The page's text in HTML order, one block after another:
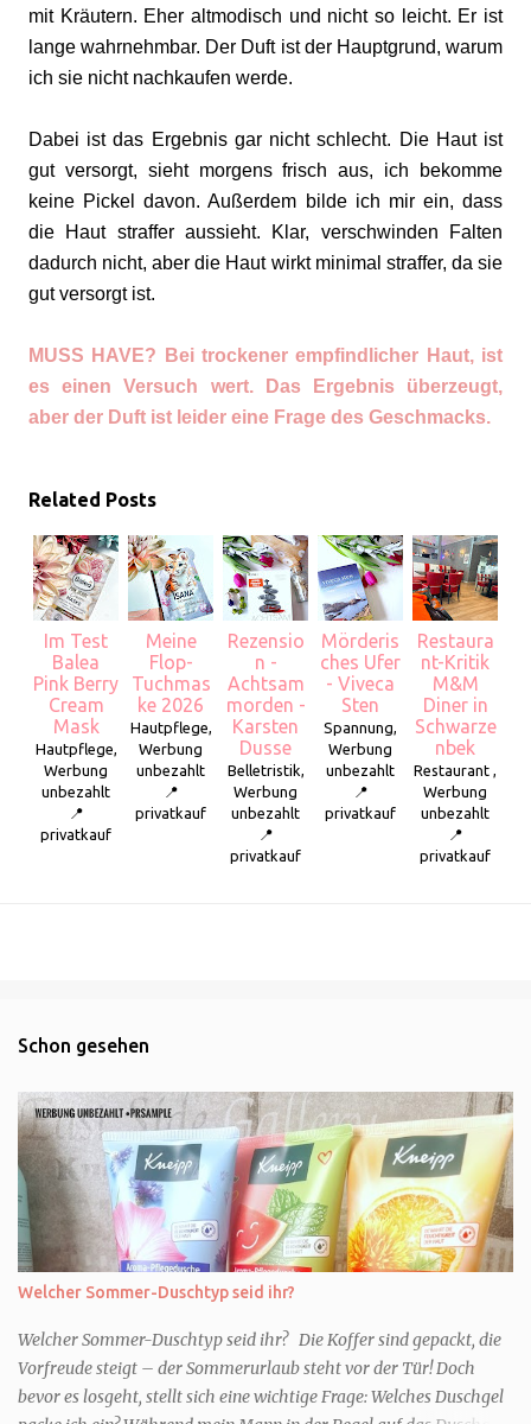
mit Kräutern. Eher altmodisch und nicht so leicht. Er ist
lange wahrnehmbar. Der Duft ist der Hauptgrund, warum
ich sie nicht nachkaufen werde.
Dabei ist das Ergebnis gar nicht schlecht. Die Haut ist
gut versorgt, sieht morgens frisch aus, ich bekomme
keine Pickel davon. Außerdem bilde ich mir ein, dass
die Haut straffer aussieht. Klar, verschwinden Falten
dadurch nicht, aber die Haut wirkt minimal straffer, da sie
gut versorgt ist.
MUSS HAVE? Bei trockener empfindlicher Haut, ist
es einen Versuch wert. Das Ergebnis überzeugt,
aber der Duft ist leider eine Frage des Geschmacks.
Related Posts
Im Test
Balea
Pink Berry
Cream
Mask
Hautpflege,
Werbung
unbezahlt
📍
privatkauf
Meine
Flop-
Tuchmas
ke 2026
Hautpflege,
Werbung
unbezahlt
📍
privatkauf
Rezensio
n -
Achtsam
morden -
Karsten
Dusse
Belletristik,
Werbung
unbezahlt
📍
privatkauf
Mörderis
ches Ufer
- Viveca
Sten
Spannung,
Werbung
unbezahlt
📍
privatkauf
Restaura
nt-Kritik
M&M
Diner in
Schwarze
nbek
Restaurant ,
Werbung
unbezahlt
📍
privatkauf
Schon gesehen
Welcher Sommer-Duschtyp seid ihr?
Welcher Sommer-Duschtyp seid ihr? Die Koffer sind gepackt, die
Vorfreude steigt – der Sommerurlaub steht vor der Tür! Doch
bevor es losgeht, stellt sich eine wichtige Frage: Welches Duschgel